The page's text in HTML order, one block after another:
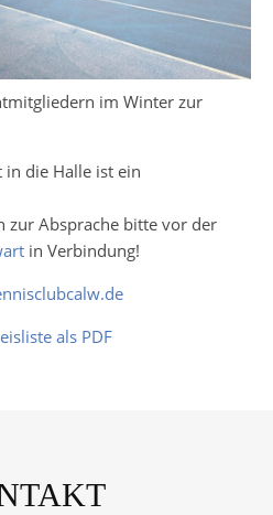
im Winter zur
in die Halle ist ein
zur Absprache bitte vor der
in Verbindung!
als PDF